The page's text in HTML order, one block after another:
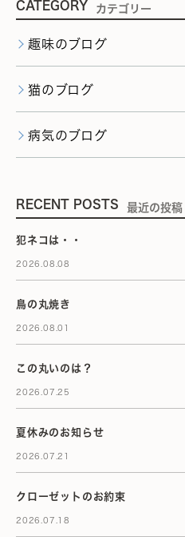
CATEGORY カテゴリー
趣味のブログ
猫のブログ
病気のブログ
RECENT POSTS 最近の投稿
犯ネコは・・
2026.08.08
鳥の丸焼き
2026.08.01
この丸いのは？
2026.07.25
夏休みのお知らせ
2026.07.21
クローゼットのお約束
2026.07.18